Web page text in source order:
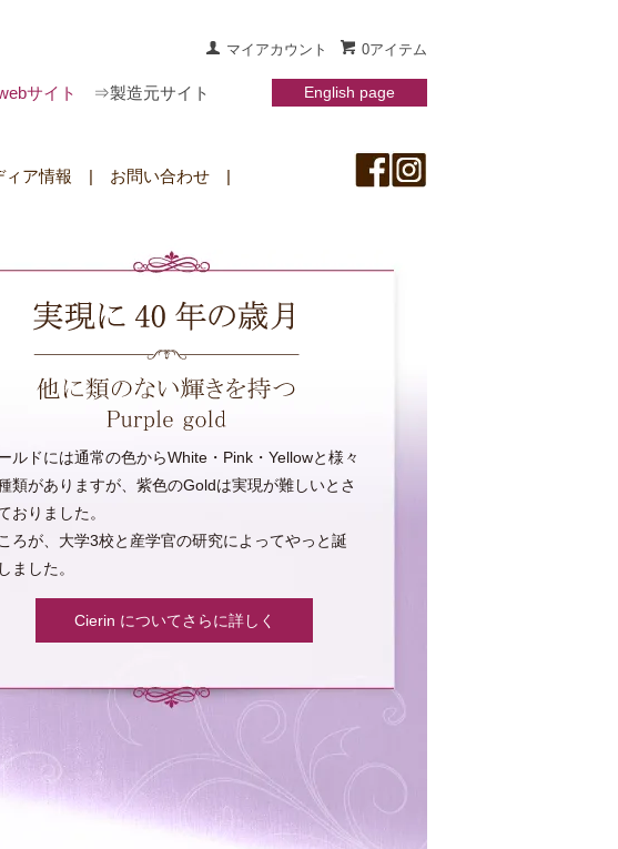
0アイテム
マイアカウント
サイト ⇒製造元サイト
ィア情報 | お問い合わせ |
English page
ルドには通常の色からWhite・Pink・Yellowと様々
類がありますが、紫色のGoldは実現が難しいとさ
おりました。
ろが、大学3校と産学官の研究によってやっと誕
ました。
Cierin についてさらに詳しく